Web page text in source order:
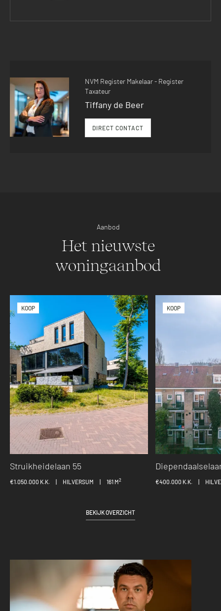
NVM Register Makelaar - Register
Taxateur
Tiffany de Beer
DIRECT CONTACT
Aanbod
Het nieuwste
woningaanbod
KOOP
Struikheidelaan 55
€1.050.000 K.K. | HILVERSUM | 161 M2
KOOP
€400.000 K.K. |
BEKIJK OVERZICHT